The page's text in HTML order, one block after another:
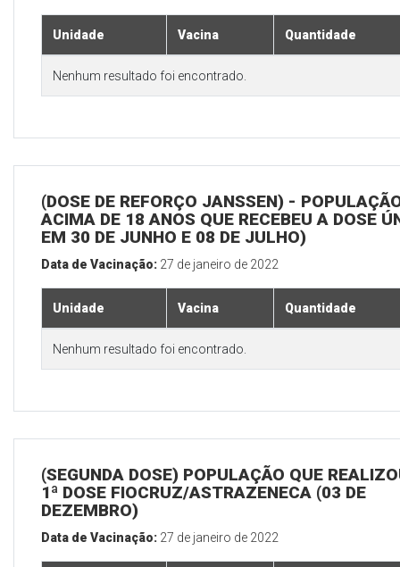
Unidade Vacina Quantidade
Nenhum resultado foi encontrado.
(DOSE DE REFORÇO JANSSEN) -
ACIMA DE 18 ANOS QUE RECEBEU A DOSE
EM 30 DE JUNHO E 08 DE JULHO)
Data de Vacinação: 27 de janeiro de 2022
Unidade Vacina Quantidade
Nenhum resultado foi encontrado.
(SEGUNDA DOSE) POPULAÇÃO QUE
1ª DOSE FIOCRUZ/ASTRAZENECA (03 DE
DEZEMBRO)
Data de Vacinação: 27 de janeiro de 2022